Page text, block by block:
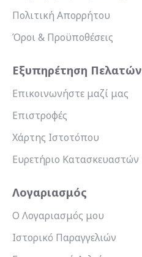
Πολιτική Απορρήτου
Όροι & Προϋποθέσεις
Εξυπηρέτηση Πελατών
Επικοινωνήστε μαζί μας
Επιστροφές
Χάρτης Ιστοτόπου
Ευρετήριο Κατασκευαστών
Λογαριασμός
Ο Λογαριασμός μου
Ιστορικό Παραγγελιών